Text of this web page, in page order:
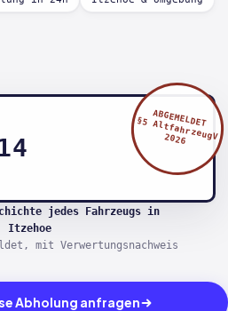
ABGEMELDET
§5 AltfahrzeugV
2026
jedes Fahrzeugs in
Itzehoe
mit Verwertungsnachweis
Abholung anfragen